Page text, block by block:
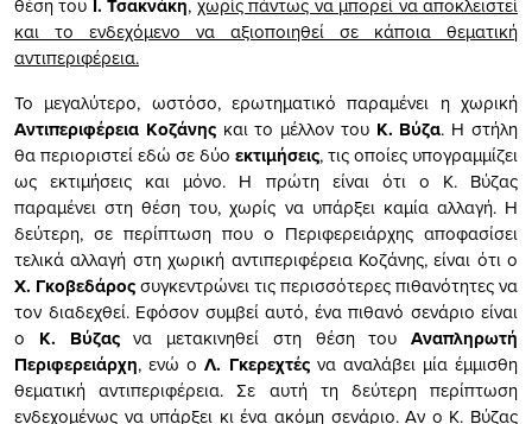
Ι. Τσακνάκη
και το ενδεχόμενο να αξιοποιηθεί σε κάποια θεματική
αντιπεριφέρεια.
Το μεγαλύτερο, ωστόσο, ερωτηματικό παραμένει η χωρική
Αντιπεριφέρεια Κοζάνηςκαι το μέλλον του Κ. Βύζα. Η στήλη
θα περιοριστεί εδώ σε δύο εκτιμήσεις, τις οποίες υπογραμμίζει
ως εκτιμήσεις και μόνο. Η πρώτη είναι ότι ο Κ. Βύζας
παραμένει στη θέση του, χωρίς να υπάρξει καμία αλλαγή. Η
δεύτερη, σε περίπτωση που ο Περιφερειάρχης αποφασίσει
τελικά αλλαγή στη χωρική αντιπεριφέρεια Κοζάνης, είναι ότι ο
Χ. Γκοβεδάροςσυγκεντρώνει τις περισσότερες πιθανότητες να
τον διαδεχθεί. Εφόσον συμβεί αυτό, ένα πιθανό σενάριο είναι
ο Κ. Βύζαςνα μετακινηθεί στη θέση του Αναπληρωτή
Περιφερειάρχη, ενώ οΛ. Γκερεχτέςνα αναλάβει μία έμμισθη
θεματική αντιπεριφέρεια. Σε αυτή τη δεύτερη περίπτωση
ενδεχομένως να υπάρξει κι ένα ακόμη σενάριο. Αν ο Κ. Βύζας